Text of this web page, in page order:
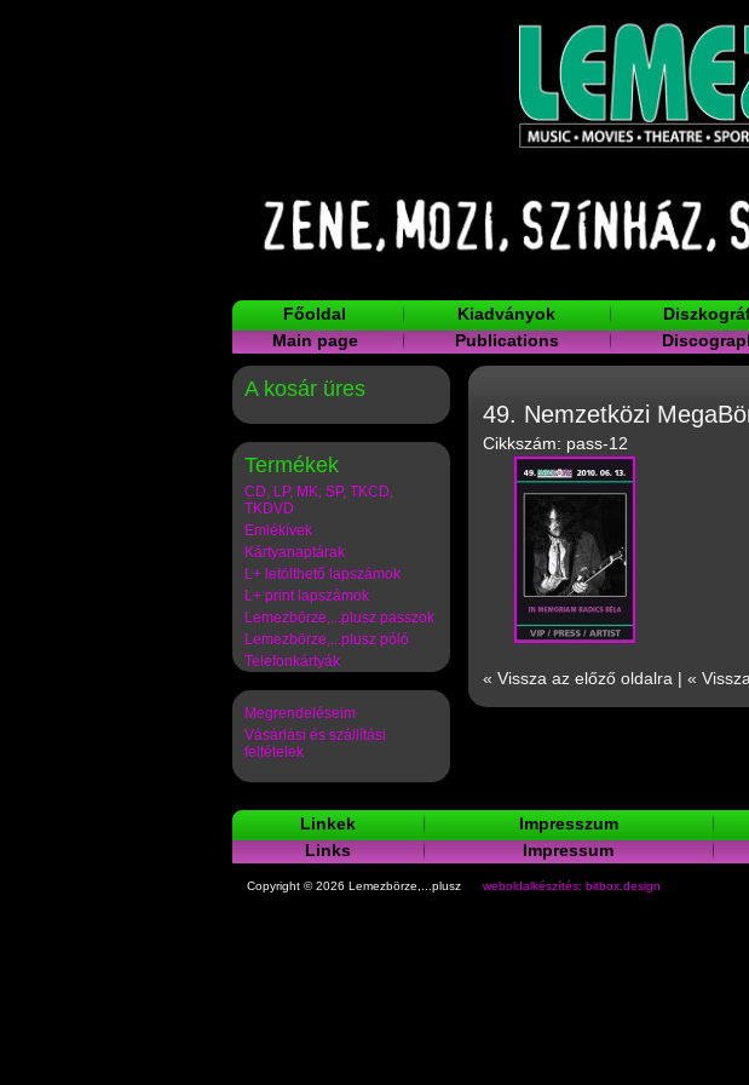
Főoldal Kiadványok
Main page
Publications
A kosár üres
Termékek
CD, LP, MK, SP, TKCD,
TKDVD
Emlékívek
Kártyanaptárak
L+ letölthető lapszámok
L+ print lapszámok
Lemezbörze,...plusz passzok
Lemezbörze,...plusz póló
Telefonkártyák
Megrendeléseim
Vásárlási és szállítási
feltételek
49. Nemzetközi
Cikkszám: pass-12
« Vissza az előző oldalra | «
Linkek Impresszum
Links
Impressum
Copyright © 2026 Lemezbörze,...plusz weboldalkészítés: bitbox.design